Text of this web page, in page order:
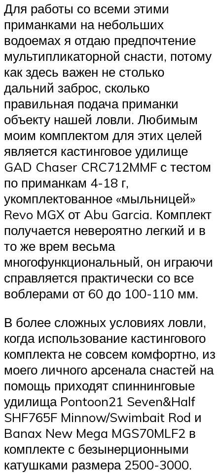
Для работы со всеми этими
приманками на небольших
водоемах я отдаю предпочтение
мультипликаторной снасти, потому
как здесь важен не столько
дальний заброс, сколько
правильная подача приманки
объекту нашей ловли. Любимым
моим комплектом для этих целей
является кастинговое удилище
GAD Chaser CRC712MMF с тестом
по приманкам 4-18 г,
укомплектованное «мыльницей»
Revo MGX от Abu Garcia. Комплект
получается невероятно легкий и в
то же врем весьма
многофункциональный, он играючи
справляется практически со все
воблерами от 60 до 100-110 мм.
В более сложных условиях ловли,
когда использование кастингового
комплекта не совсем комфортно, из
моего личного арсенала снастей на
помощь приходят спиннинговые
удилища Pontoon21 Seven&Half
SHF765F Minnow/Swimbait Rod и
Banax New Mega MGS70MLF2 в
комплекте с безынерционными
катушками размера 2500-3000.